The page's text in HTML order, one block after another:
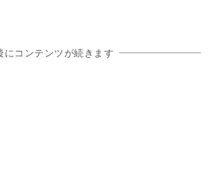
にコンテンツが続きます